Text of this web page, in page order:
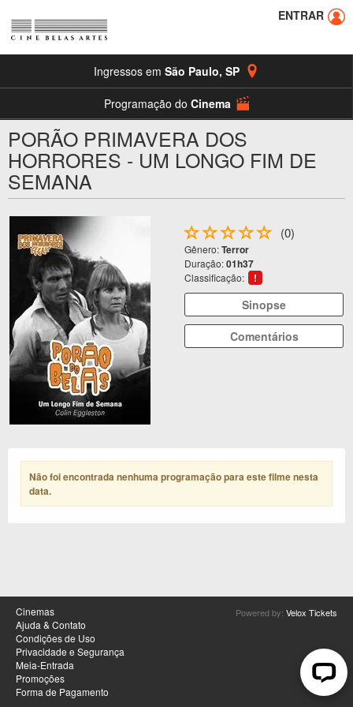
ENTRAR
Ingressos em São Paulo, SP
Programação do Cinema
PORÃO PRIMAVERA DOS
HORRORES - UM LONGO FIM DE
SEMANA
(0)
Gênero:Terror
Duração:01h37
Classificação: !
Sinopse
Comentários
Não foi encontrada nenhuma programação para este filme nesta
data.
Cinemas
Ajuda & Contato
Condições de Uso
Privacidade e Segurança
Meia-Entrada
Promoções
Forma de Pagamento
Powered by: Velox Tickets